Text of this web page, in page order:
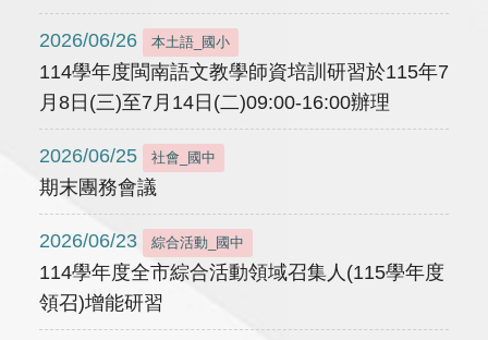
2026/06/26 本土語_國小
114學年度閩南語文教學師資培訓研習於115年7
月8日(三)至7月14日(二)09:00-16:00辦理
2026/06/25 社會_國中
期末團務會議
2026/06/23 綜合活動_國中
114學年度全市綜合活動領域召集人(115學年度
領召)增能研習